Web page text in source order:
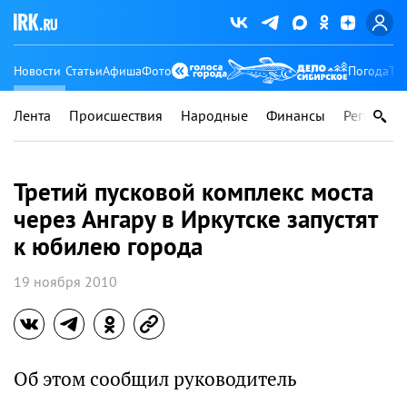
Новости СтатьиАфишаФото Погода
Лента Происшествия Народные Финансы Регионы
Третий пусковой комплекс моста
через Ангару в Иркутске запустят
к юбилею города
19 ноября 2010
Об этом сообщил руководитель